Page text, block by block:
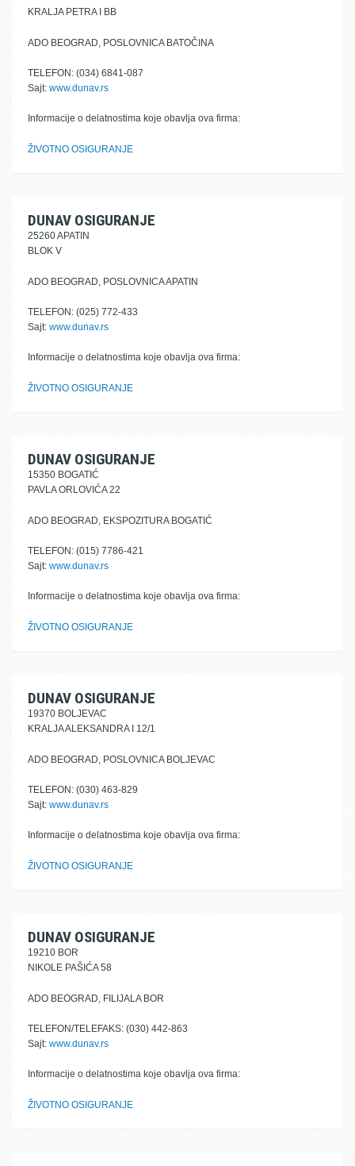
KRALJA PETRA I BB
ADO BEOGRAD, POSLOVNICA BATOČINA
TELEFON: (034) 6841-087
Sajt: www.dunav.rs
Informacije o delatnostima koje obavlja ova firma:
ŽIVOTNO OSIGURANJE
DUNAV OSIGURANJE
25260 APATIN
BLOK V
ADO BEOGRAD, POSLOVNICA APATIN
TELEFON: (025) 772-433
Sajt: www.dunav.rs
Informacije o delatnostima koje obavlja ova firma:
ŽIVOTNO OSIGURANJE
DUNAV OSIGURANJE
15350 BOGATIĆ
PAVLA ORLOVIĆA 22
ADO BEOGRAD, EKSPOZITURA BOGATIĆ
TELEFON: (015) 7786-421
Sajt: www.dunav.rs
Informacije o delatnostima koje obavlja ova firma:
ŽIVOTNO OSIGURANJE
DUNAV OSIGURANJE
19370 BOLJEVAC
KRALJA ALEKSANDRA I 12/1
ADO BEOGRAD, POSLOVNICA BOLJEVAC
TELEFON: (030) 463-829
Sajt: www.dunav.rs
Informacije o delatnostima koje obavlja ova firma:
ŽIVOTNO OSIGURANJE
DUNAV OSIGURANJE
19210 BOR
NIKOLE PAŠIĆA 58
ADO BEOGRAD, FILIJALA BOR
TELEFON/TELEFAKS: (030) 442-863
Sajt: www.dunav.rs
Informacije o delatnostima koje obavlja ova firma:
ŽIVOTNO OSIGURANJE